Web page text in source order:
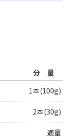
分量
1本(100g)
2本(30g)
適量